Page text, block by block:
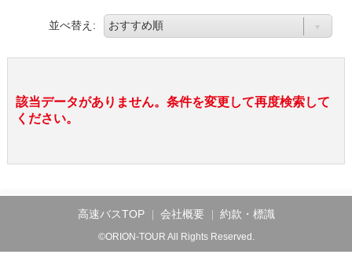
並べ替え:
該当データがありません。条件を変更して再度検索して
ください。
高速バスTOP 会社概要 約款・標識
©ORION-TOUR All Rights Reserved.